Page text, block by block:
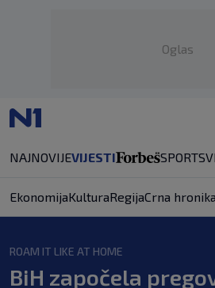
Oglas
NAJNOVIJEVIJESTI SPORT
EkonomijaKulturaRegijaCrna hronika
ROAM IT LIKE AT HOME
BiH započela